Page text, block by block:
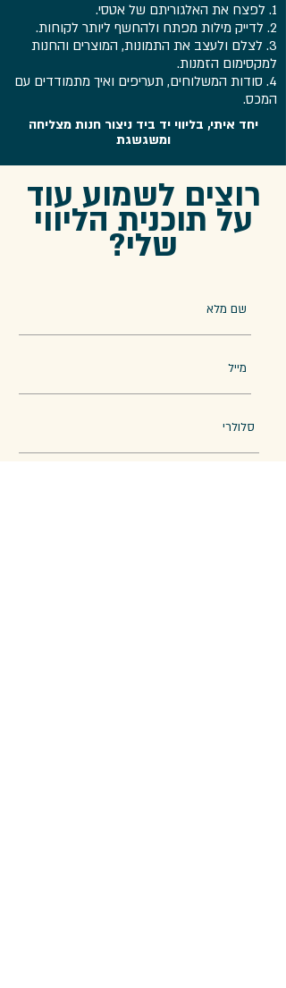
1. לפצח את האלגוריתם של אטסי.
2. לדייק מילות מפתח ולהחשף ליותר לקוחות.
3. לצלם ולעצב את התמונות, המוצרים והחנות
למקסימום הזמנות.
4. סודות המשלוחים, תעריפים ואיך מתמודדים עם
המכס.
יחד איתי, בליווי יד ביד ניצור חנות מצליחה
ומשגשגת
רוצים לשמוע עוד
על תוכנית הליווי
שלי?